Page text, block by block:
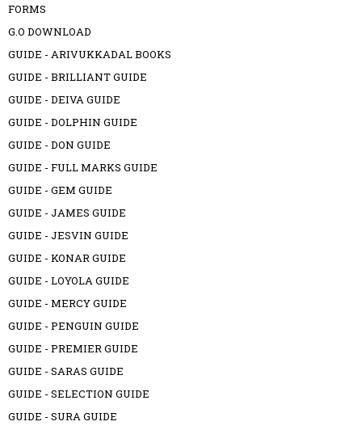
FORMS
G.O DOWNLOAD
GUIDE - ARIVUKKADAL BOOKS
GUIDE - BRILLIANT GUIDE
GUIDE - DEIVA GUIDE
GUIDE - DOLPHIN GUIDE
GUIDE - DON GUIDE
GUIDE - FULL MARKS GUIDE
GUIDE - GEM GUIDE
GUIDE - JAMES GUIDE
GUIDE - JESVIN GUIDE
GUIDE - KONAR GUIDE
GUIDE - LOYOLA GUIDE
GUIDE - MERCY GUIDE
GUIDE - PENGUIN GUIDE
GUIDE - PREMIER GUIDE
GUIDE - SARAS GUIDE
GUIDE - SELECTION GUIDE
GUIDE - SURA GUIDE